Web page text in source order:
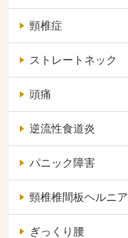
頸椎症
ストレートネック
頭痛
逆流性食道炎
パニック障害
頸椎椎間板ヘルニア
ぎっくり腰